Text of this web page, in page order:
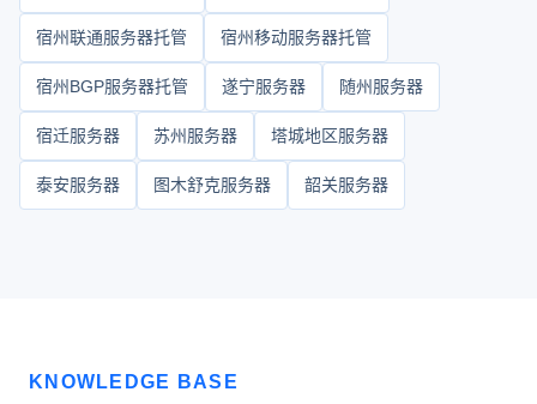
宿州联通服务器托管 宿州移动服务器托管
宿州BGP服务器托管 遂宁服务器 随州服务器
宿迁服务器 苏州服务器 塔城地区服务器
泰安服务器 图木舒克服务器 韶关服务器
KNOWLEDGE BASE